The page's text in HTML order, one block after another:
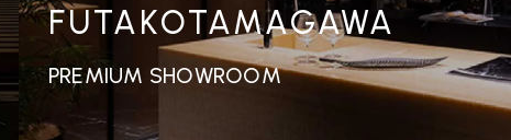
FUTAKOTAMAGAWA
PREMIUM SHOWROOM